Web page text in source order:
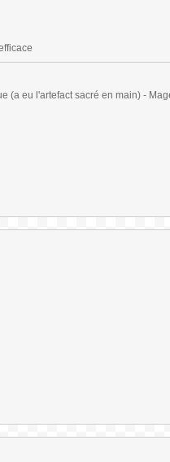
(a eu l'artefact sacré en main) -